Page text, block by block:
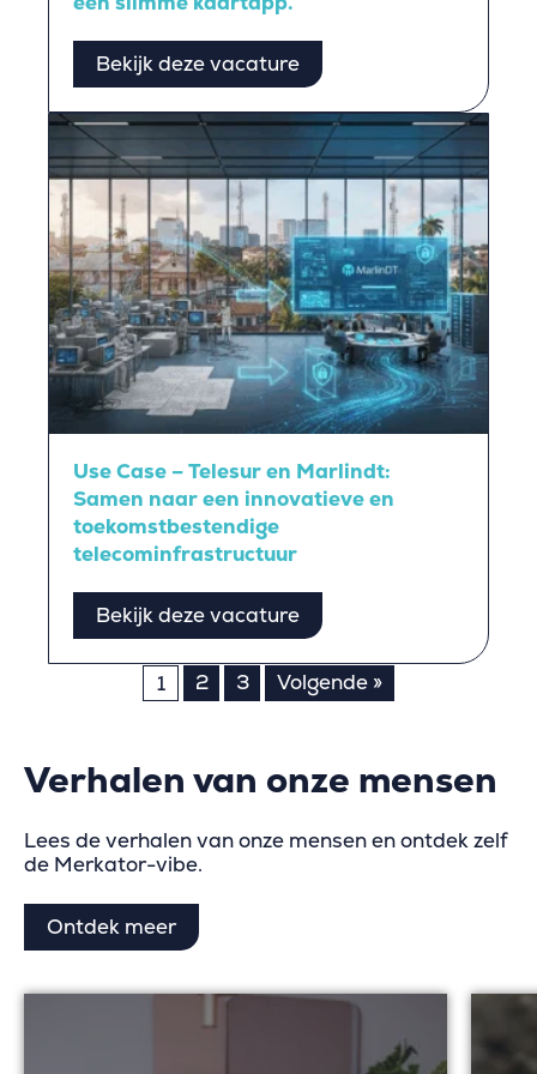
Bekijk deze vacature
Use Case – Telesur en Marlindt:
Samen naar een innovatieve en
toekomstbestendige
telecominfrastructuur
Bekijk deze vacature
Berichten
1 2 3 Volgende »
Verhalen van onze mensen
Lees de verhalen van onze mensen en ontdek zelf
de Merkator-vibe.
Ontdek meer